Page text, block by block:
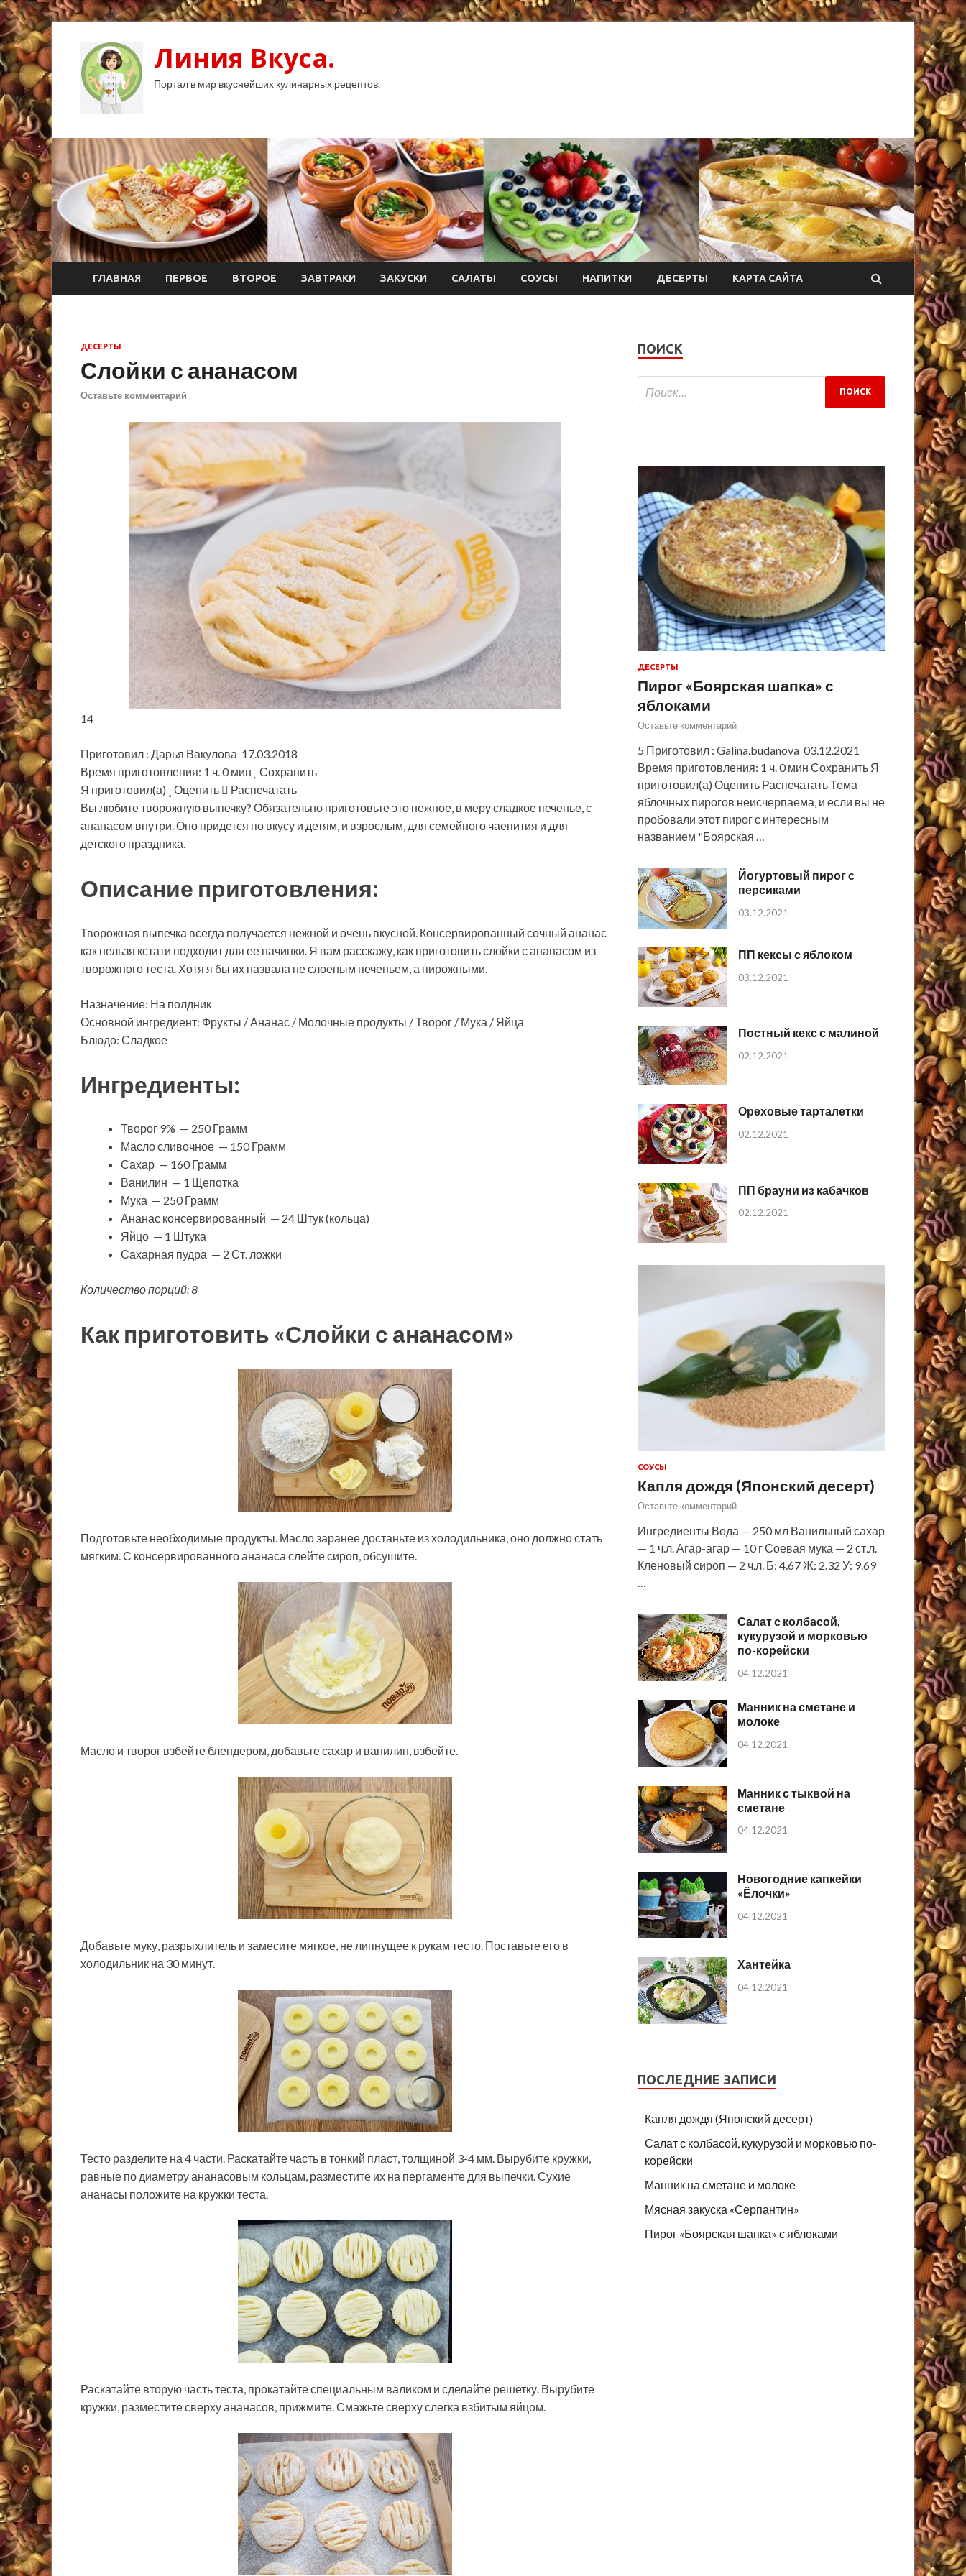
Линия Вкуса.
Портал в мир вкуснейших кулинарных рецептов.
ГЛАВНАЯ ПЕРВОЕ ВТОРОЕ ЗАВТРАКИ ЗАКУСКИ САЛАТЫ СОУСЫ НАПИТКИ ДЕСЕРТЫ КАРТА САЙТА
ДЕСЕРТЫ
Слойки с ананасом
Оставьте комментарий
14
Приготовил : Дарья Вакулова 17.03.2018
Время приготовления: 1 ч. 0 мин
Сохранить
Я приготовил(а)
Оценить
Распечатать
Вы любите творожную выпечку? Обязательно приготовьте это нежное, в меру сладкое печенье, с
ананасом внутри. Оно придется по вкусу и детям, и взрослым, для семейного чаепития и для
детского праздника.
Описание приготовления:
Творожная выпечка всегда получается нежной и очень вкусной. Консервированный сочный ананас
как нельзя кстати подходит для ее начинки. Я вам расскажу, как приготовить слойки с ананасом из
творожного теста. Хотя я бы их назвала не слоеным печеньем, а пирожными.
Назначение: На полдник
Основной ингредиент: Фрукты / Ананас / Молочные продукты / Творог / Мука / Яйца
Блюдо: Сладкое
Ингредиенты:
Творог 9% — 250 Грамм
Масло сливочное — 150 Грамм
Сахар — 160 Грамм
Ванилин — 1 Щепотка
Мука — 250 Грамм
Ананас консервированный — 24 Штук (кольца)
Яйцо — 1 Штука
Сахарная пудра — 2 Ст. ложки
Количество порций: 8
Как приготовить «Слойки с ананасом»
Подготовьте необходимые продукты. Масло заранее достаньте из холодильника, оно должно стать
мягким. С консервированного ананаса слейте сироп, обсушите.
Масло и творог взбейте блендером, добавьте сахар и ванилин, взбейте.
Добавьте муку, разрыхлитель и замесите мягкое, не липнущее к рукам тесто. Поставьте его в
холодильник на 30 минут.
Тесто разделите на 4 части. Раскатайте часть в тонкий пласт, толщиной 3-4 мм. Вырубите кружки,
равные по диаметру ананасовым кольцам, разместите их на пергаменте для выпечки. Сухие
ананасы положите на кружки теста.
Раскатайте вторую часть теста, прокатайте специальным валиком и сделайте решетку. Вырубите
кружки, разместите сверху ананасов, прижмите. Смажьте сверху слегка взбитым яйцом.
ПОИСК
ДЕСЕРТЫ
Пирог «Боярская шапка» с
яблоками
Оставьте комментарий
5 Приготовил : Galina.budanova 03.12.2021
Время приготовления: 1 ч. 0 мин Сохранить Я
приготовил(а) Оценить Распечатать Тема
яблочных пирогов неисчерпаема, и если вы не
пробовали этот пирог с интересным
названием "Боярская …
Йогуртовый пирог с
персиками
03.12.2021
ПП кексы с яблоком
03.12.2021
Постный кекс с малиной
02.12.2021
Ореховые тарталетки
02.12.2021
ПП брауни из кабачков
02.12.2021
СОУСЫ
Капля дождя (Японский десерт)
Оставьте комментарий
Ингредиенты Вода — 250 мл Ванильный сахар
— 1 ч.л. Агар-агар — 10 г Соевая мука — 2 ст.л.
Кленовый сироп — 2 ч.л. Б: 4.67 Ж: 2.32 У: 9.69
…
Салат с колбасой,
кукурузой и морковью
по-корейски
04.12.2021
Манник на сметане и
молоке
04.12.2021
Манник с тыквой на
сметане
04.12.2021
Новогодние капкейки
«Ёлочки»
04.12.2021
Хантейка
04.12.2021
ПОСЛЕДНИЕ ЗАПИСИ
Капля дождя (Японский десерт)
Салат с колбасой, кукурузой и морковью по-
корейски
Манник на сметане и молоке
Мясная закуска «Серпантин»
Пирог «Боярская шапка» с яблоками